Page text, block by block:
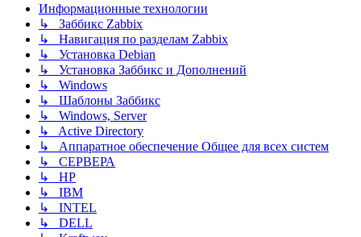
Информационные технологии
↳ Заббикс Zabbix
↳ Навигация по разделам Zabbix
↳ Установка Debian
↳ Установка Заббикс и Дополнений
↳ Windows
↳ Шаблоны Заббикс
↳ Windows, Server
↳ Active Directory
↳ Аппаратное обеспечение Общее для всех систем
↳ СЕРВЕРА
↳ HP
↳ IBM
↳ INTEL
↳ DELL